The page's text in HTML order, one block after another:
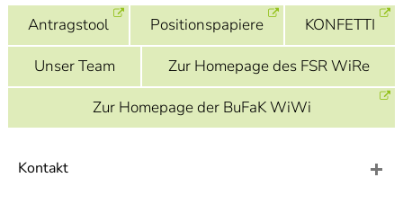
Informationen zur
Barrierefreiheit
Antragstool Positionspapiere
KONFETTI
Unser Team
Zur Homepage des FSR WiRe
Zur Homepage der BuFaK WiWi
Kontakt